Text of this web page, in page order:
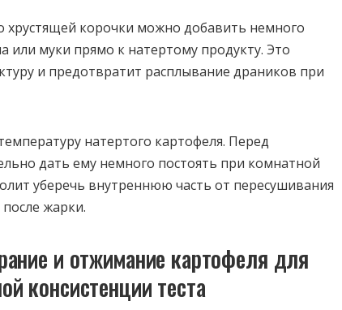
хрустящей корочки можно добавить немного
или муки прямо к натертому продукту. Это
и предотвратит расплывание драников при
натертого картофеля. Перед
дать ему немного постоять при комнатной
уберечь внутреннюю часть от пересушивания
жарки.
и отжимание картофеля для
консистенции теста